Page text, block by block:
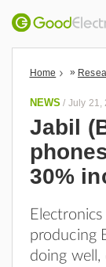
Home »
NEWS / July 21,
Jabil
30%
producing
doing well,